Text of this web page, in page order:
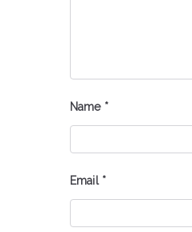
Name *
Email *